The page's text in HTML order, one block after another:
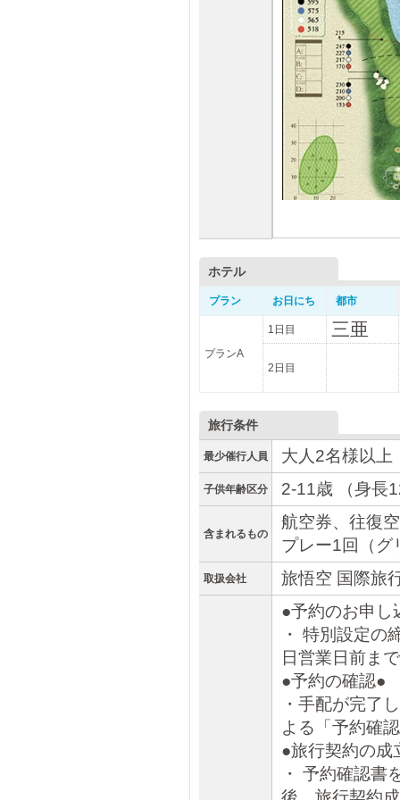
ホテル
プラン お日にち 都市
プランA
1日目 三亜
2日目
旅行条件
最少催行人員 大人2名様以上
子供年齢区分 2-11歳 （身長
含まれるもの
航空券、往復
プレー1回（グ
取扱会社
旅悟空 国際旅
●予約のお申し
・ 特別設定の
日営業日前ま
●予約の確認●
・手配が完了
よる「予約確
●旅行契約の成
・ 予約確認書